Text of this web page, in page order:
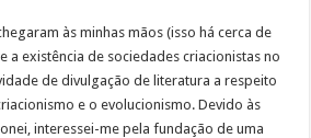
às minhas mãos (isso há cerca de
a existência de sociedades criacionistas no
de divulgação de literatura a respeito
e o evolucionismo. Devido às
interessei-me pela fundação de uma